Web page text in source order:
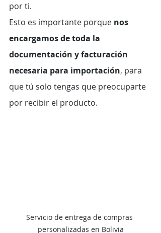
por ti.
Esto es importante porque nos
encargamos de toda la
documentación y facturación
necesaria para importación, para
que tú solo tengas que preocuparte
por recibir el producto.
Servicio de entrega de compras
personalizadas en Bolivia